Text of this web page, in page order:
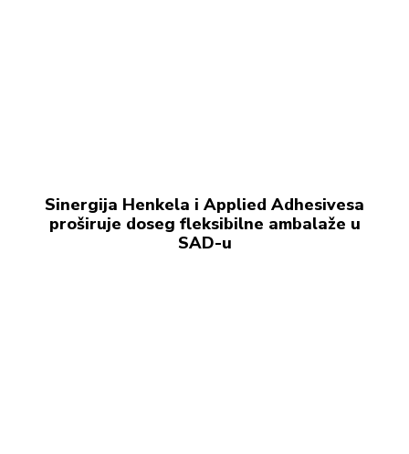
Sinergija Henkela i Applied Adhesivesa
proširuje doseg fleksibilne ambalaže u
SAD-u